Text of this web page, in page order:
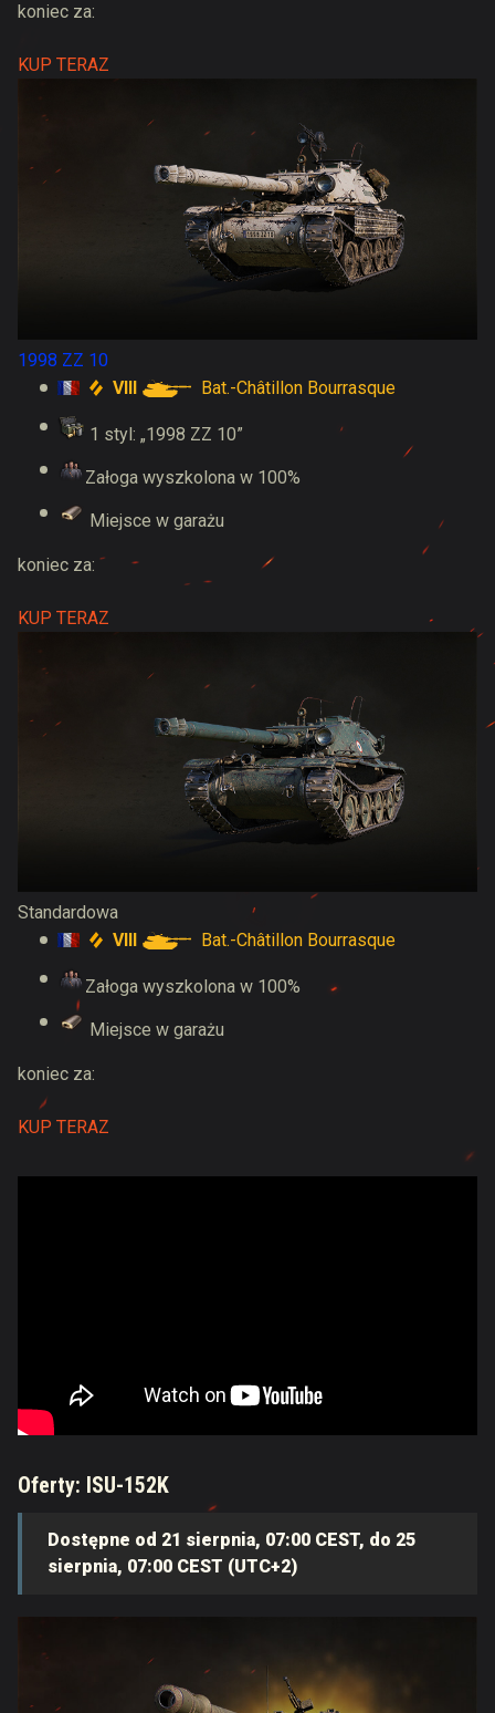
koniec za:
KUP TERAZ
1998 ZZ 10
VIII
Bat.-Châtillon Bourrasque
1 styl: „1998 ZZ 10”
Załoga wyszkolona w 100%
Miejsce w garażu
koniec za:
KUP TERAZ
Standardowa
VIII
Bat.-Châtillon Bourrasque
Załoga wyszkolona w 100%
Miejsce w garażu
koniec za:
KUP TERAZ
Oferty: ISU-152K
Dostępne od 21 sierpnia, 07:00 CEST, do 25
sierpnia, 07:00 CEST (UTC+2)